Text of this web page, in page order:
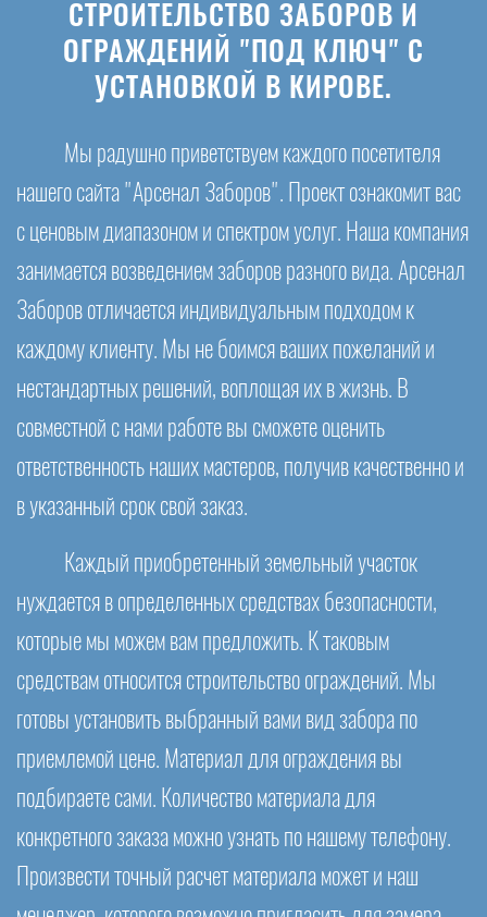
СТРОИТЕЛЬСТВО ЗАБОРОВ И
ОГРАЖДЕНИЙ "ПОД КЛЮЧ" С
УСТАНОВКОЙ В КИРОВЕ.
Мы радушно приветствуем каждого посетителя
нашего сайта "Арсенал Заборов". Проект ознакомит вас
с ценовым диапазоном и спектром услуг. Наша компания
занимается возведением заборов разного вида. Арсенал
Заборов отличается индивидуальным подходом к
каждому клиенту. Мы не боимся ваших пожеланий и
нестандартных решений, воплощая их в жизнь. В
совместной с нами работе вы сможете оценить
ответственность наших мастеров, получив качественно и
в указанный срок свой заказ.
Каждый приобретенный земельный участок
нуждается в определенных средствах безопасности,
которые мы можем вам предложить. К таковым
средствам относится строительство ограждений. Мы
готовы установить выбранный вами вид забора по
приемлемой цене. Материал для ограждения вы
подбираете сами. Количество материала для
конкретного заказа можно узнать по нашему телефону.
Произвести точный расчет материала может и наш